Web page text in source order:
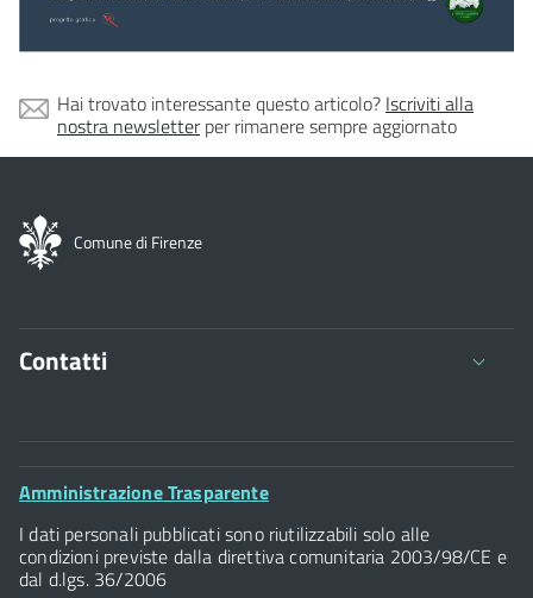
Hai trovato interessante questo articolo? Iscriviti alla
nostra newsletterper rimanere sempre aggiornato
Comune di Firenze
Contatti
Comune di Firenze
Palazzo Vecchio
Piazza della Signoria - 50122, Firenze
P.IVA 01307110484
Footer
Amministrazione Trasparente
I dati personali pubblicati sono riutilizzabili solo alle
condizioni previste dalla direttiva comunitaria 2003/98/CE e
dal d.lgs. 36/2006